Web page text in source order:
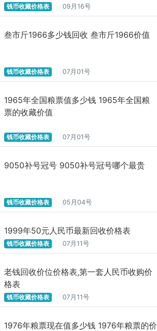
钱币收藏价格表 09月16号
叁市斤1966多少钱回收 叁市斤1966价值
钱币收藏价格表 07月01号
1965年全国粮票值多少钱 1965年全国粮
票的收藏价值
钱币收藏价格表 07月01号
9050补号冠号 9050补号冠号哪个最贵
钱币收藏价格表 05月04号
1999年50元人民币最新回收价格表
钱币收藏价格表 07月11号
老钱回收价位价格表,第一套人民币收购价
格表
钱币收藏价格表 07月11号
1976年粮票现在值多少钱 1976年粮票的价